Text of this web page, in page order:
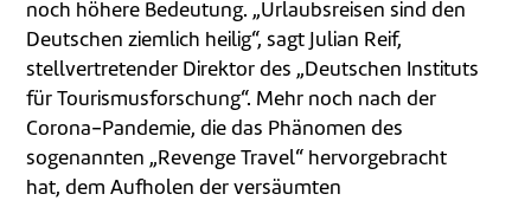
noch höhere Bedeutung. „Urlaubsreisen sind den
Deutschen ziemlich heilig“, sagt Julian Reif,
stellvertretender Direktor des „Deutschen Instituts
für Tourismusforschung“. Mehr noch nach der
Corona-Pandemie, die das Phänomen des
sogenannten „Revenge Travel“ hervorgebracht
hat, dem Aufholen der versäumten